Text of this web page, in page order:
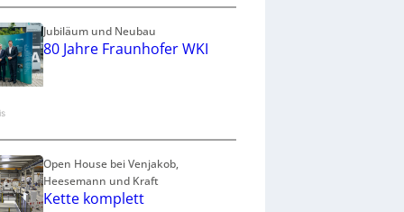
Jubiläum und Neubau
80 Jahre Fraunhofer WKI
Open House bei Venjakob,
Heesemann und Kraft
Kette komplett